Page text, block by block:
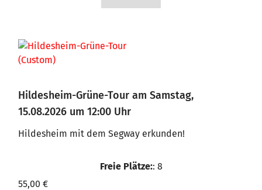
Hildesheim-Grüne-Tour am Samstag,
15.08.2026 um 12:00 Uhr
Hildesheim mit dem Segway erkunden!
Freie Plätze:: 8
55,00 €